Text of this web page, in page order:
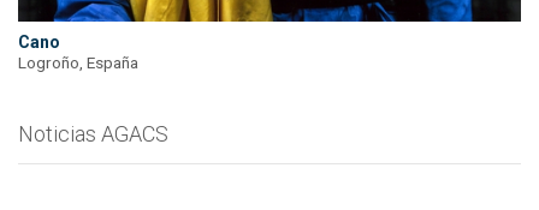
Cano
Logroño, España
Noticias AGACS